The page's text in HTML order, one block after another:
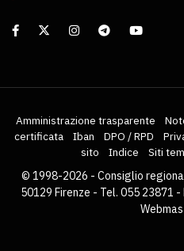
Amministrazione trasparente
certificata
Iban DPO / RPD
sito
Indice Siti
© 1998-2026 - Consiglio
50129 Firenze - Tel. 055 23871